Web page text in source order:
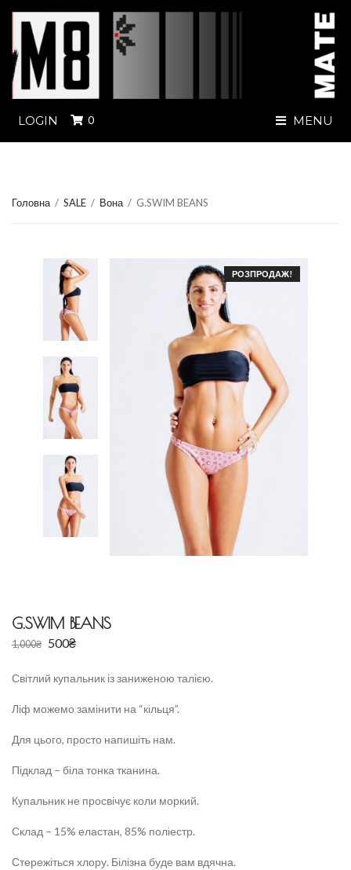
LOGIN 0 MENU
Головна / SALE / Вона / G.SWIM BEANS
РОЗПРОДАЖ!
G.SWIM BEANS
1,000₴ 500₴
Світлий купальник із заниженою талією.
Ліф можемо замінити на “кільця”.
Для цього, просто напишіть нам.
Підклад – біла тонка тканина.
Купальник не просвічує коли моркий.
Склад – 15% еластан, 85% поліестр.
Стережіться хлору. Білізна буде вам вдячна.